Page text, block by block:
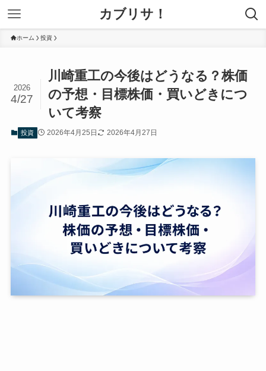
カブリサ！
ホーム 投資
川崎重工の今後はどうなる？株価
の予想・目標株価・買いどきにつ
いて考察
2026
4/27
投資 2026年4月25日 2026年4月27日